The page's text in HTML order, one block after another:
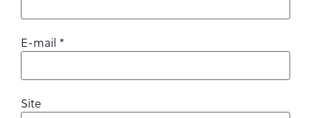
E-mail *
Site